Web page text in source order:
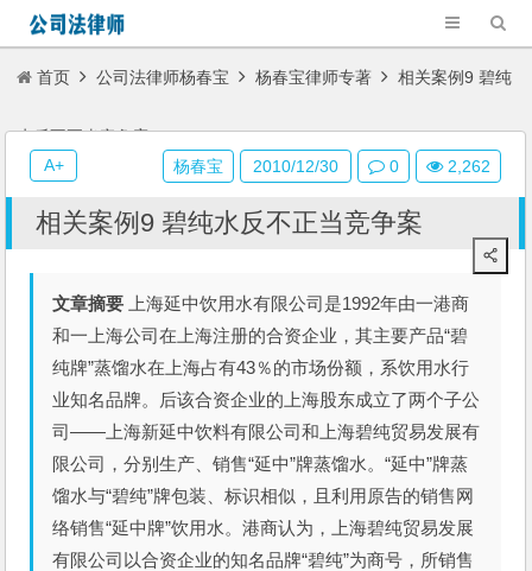
首页 公司法律师杨春宝 杨春宝律师专著 相关案例9 碧纯
水反不正当竞争案
相关案例9 碧纯水反不正当竞争案
文章摘要 上海延中饮用水有限公司是1992年由一港商
和一上海公司在上海注册的合资企业，其主要产品“碧
纯牌”蒸馏水在上海占有43％的市场份额，系饮用水行
业知名品牌。后该合资企业的上海股东成立了两个子公
司——上海新延中饮料有限公司和上海碧纯贸易发展有
限公司，分别生产、销售“延中”牌蒸馏水。“延中”牌蒸
馏水与“碧纯”牌包装、标识相似，且利用原告的销售网
络销售“延中牌”饮用水。港商认为，上海碧纯贸易发展
有限公司以合资企业的知名品牌“碧纯”为商号，所销售
杨春宝 2010/12/30 0 2,262
A+